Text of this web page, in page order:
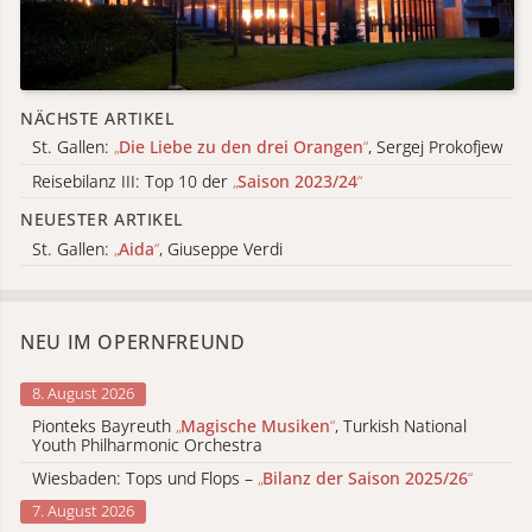
NÄCHSTE ARTIKEL
St. Gallen: „Die Liebe zu den drei Orangen“, Sergej Prokofjew
Reisebilanz III: Top 10 der „Saison 2023/24“
NEUESTER ARTIKEL
St. Gallen: „Aida“, Giuseppe Verdi
NEU IM OPERNFREUND
8. August 2026
Pionteks Bayreuth „Magische Musiken“, Turkish National
Youth Philharmonic Orchestra
Wiesbaden: Tops und Flops – „Bilanz der Saison 2025/26“
7. August 2026